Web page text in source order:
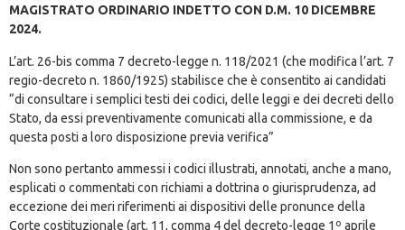
MAGISTRATO ORDINARIO INDETTO CON D.M. 10 DICEMBRE
2024.
L’art. 26-bis comma 7 decreto-legge n. 118/2021 (che modifica l’art. 7
regio-decreto n. 1860/1925) stabilisce che è consentito ai candidati
“di consultare i semplici testi dei codici, delle leggi e dei decreti dello
Stato, da essi preventivamente comunicati alla commissione, e da
questa posti a loro disposizione previa verifica”
Non sono pertanto ammessi i codici illustrati, annotati, anche a mano,
esplicati o commentati con richiami a dottrina o giurisprudenza, ad
eccezione dei meri riferimenti ai dispositivi delle pronunce della
Corte costituzionale (art. 11, comma 4 del decreto-legge 1º aprile